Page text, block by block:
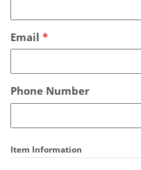
Email *
Phone Number
Item Information